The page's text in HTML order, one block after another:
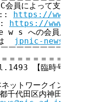
員によって支えら
https://
https://
への会員広告無料
jpnic-
￣￣￣￣￣￣￣￣￣
＝＝＝＝＝＝＝＝＝
【臨時号】
トワークインフォメ
代田区内神田3-6-2